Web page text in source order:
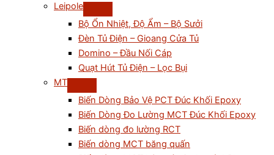
Leipole
Bộ Ổn Nhiệt, Độ Ẩm – Bộ Sưởi
Đèn Tủ Điện – Gioang Cửa Tủ
Domino – Đầu Nối Cáp
Quạt Hút Tủ Điện – Lọc Bụi
MT
Biến Dòng Bảo Vệ PCT Đúc Khối Epoxy
Biến Dòng Đo Lường MCT Đúc Khối Epoxy
Biến dòng đo lường RCT
Biến dòng MCT băng quấn